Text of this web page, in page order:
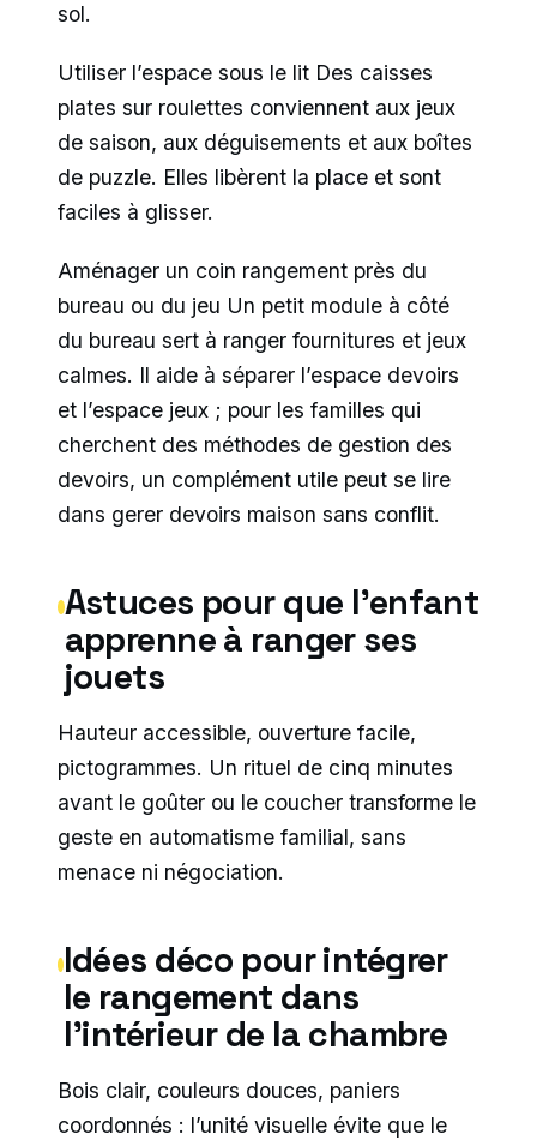
sol.
Utiliser l’espace sous le lit Des caisses
plates sur roulettes conviennent aux jeux
de saison, aux déguisements et aux boîtes
de puzzle. Elles libèrent la place et sont
faciles à glisser.
Aménager un coin rangement près du
bureau ou du jeu Un petit module à côté
du bureau sert à ranger fournitures et jeux
calmes. Il aide à séparer l’espace devoirs
et l’espace jeux ; pour les familles qui
cherchent des méthodes de gestion des
devoirs, un complément utile peut se lire
dans gerer devoirs maison sans conflit.
Astuces pour que l’enfant
apprenne à ranger ses
jouets
Hauteur accessible, ouverture facile,
pictogrammes. Un rituel de cinq minutes
avant le goûter ou le coucher transforme le
geste en automatisme familial, sans
menace ni négociation.
Idées déco pour intégrer
le rangement dans
l’intérieur de la chambre
Bois clair, couleurs douces, paniers
coordonnés : l’unité visuelle évite que le